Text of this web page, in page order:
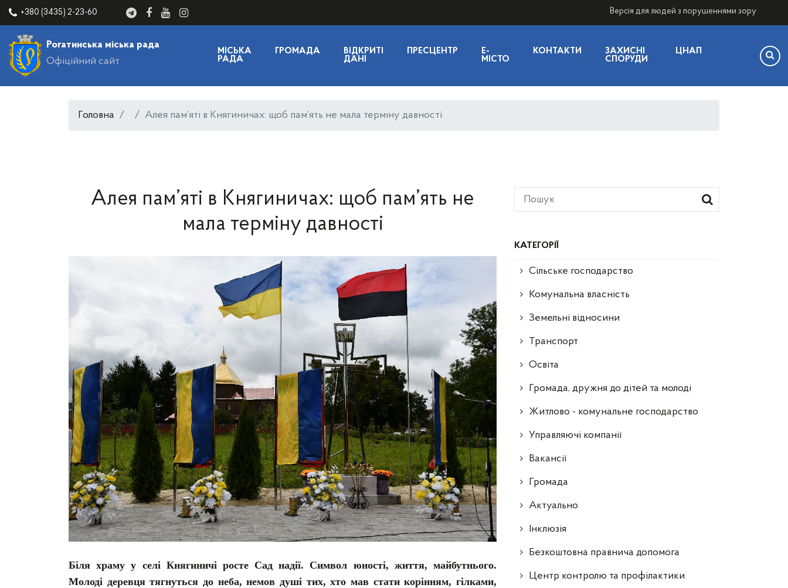
+380 (3435) 2-23-60 Версія для людей з порушеннями зору
Рогатинська міська рада
Офіційний сайт
МІСЬКА
РАДА
ГРОМАДА
ВІДКРИТІ
ДАНІ
ПРЕСЦЕНТР
E-
МІСТО
КОНТАКТИ
ЗАХИСНІ
СПОРУДИ
ЦНАП
Головна Алея пам’яті в Княгиничах: щоб пам’ять не мала терміну давності
КАТЕГОРІЇ
Сільське господарство
Комунальна власність
Земельні відносини
Транспорт
Освіта
Громада, дружня до дітей та молоді
Житлово - комунальне господарство
Управляючі компанії
Ваканcії
Громада
Актуально
Інклюзія
Безкоштовна правнича допомога
Центр контролю та профілактики
Алея пам’яті в Княгиничах: щоб пам’ять не
мала терміну давності
Біля храму у селі Княгиничі росте Сад надії. Символ юності, життя, майбутнього.
Молоді деревця тягнуться до неба, немов душі тих, хто мав стати корінням, гілками,